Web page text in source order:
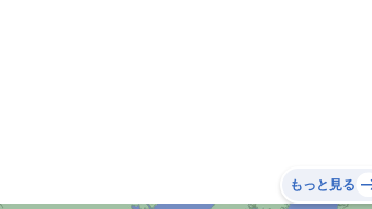
もっと見る